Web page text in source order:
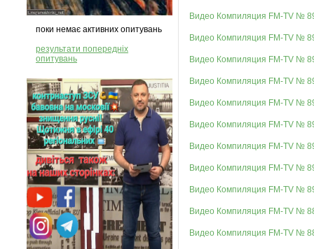
поки немає активних опитувань
результати попередніх
опитувань
Видео Компиляция FM-TV №
Видео Компиляция FM-TV №
Видео Компиляция FM-TV №
Видео Компиляция FM-TV №
Видео Компиляция FM-TV №
Видео Компиляция FM-TV №
Видео Компиляция FM-TV №
Видео Компиляция FM-TV №
Видео Компиляция FM-TV №
Видео Компиляция FM-TV №
Видео Компиляция FM-TV №